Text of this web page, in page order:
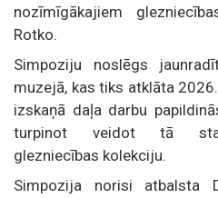
nozīmīgākajiem
Rotko.
Simpoziju noslēgs
muzejā, kas tiks atklāta
izskaņā daļa darbu
turpinot veidot tā
glezniecības kolekciju.
Simpozija norisi atbalsta